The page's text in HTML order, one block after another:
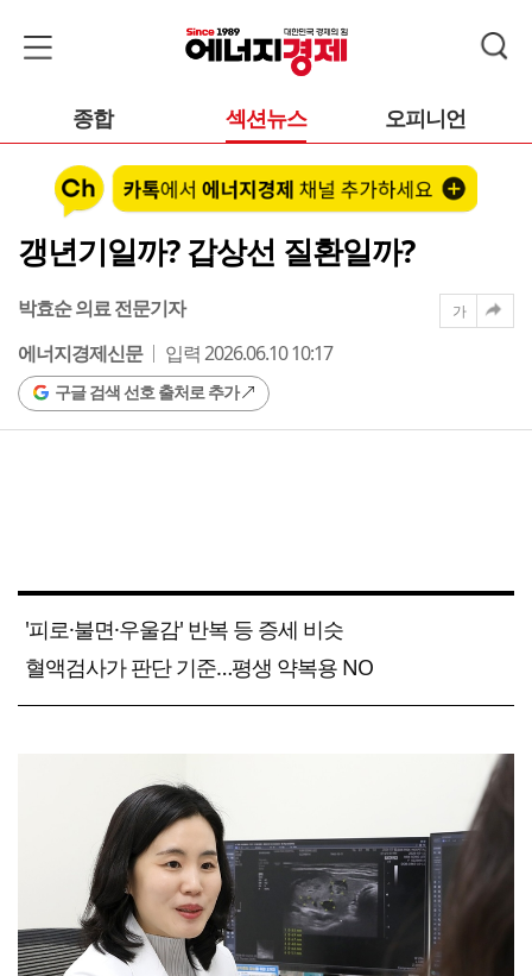
종합 섹션뉴스 오피니언
갱년기일까? 갑상선 질환일까?
박효순 의료 전문기자
에너지경제신문
입력 2026.06.10 10:17
구글 검색 선호 출처로 추가
가
'피로·불면·우울감' 반복 등 증세 비슷
혈액검사가 판단 기준…평생 약복용 NO